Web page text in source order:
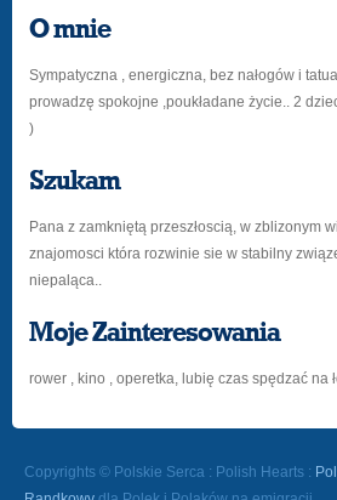
O mnie
Sympatyczna , energiczna, bez nałogów i
prowadzę spokojne ,poukładane życie.. 2
)
Szukam
Pana z zamkniętą przeszłoscią, w zblizonym
znajomosci która rozwinie sie w stabilny
niepaląca..
Moje Zainteresowania
rower , kino , operetka, lubię czas spędzać na
Copyrights © Polskie Serca : Polish Hearts :